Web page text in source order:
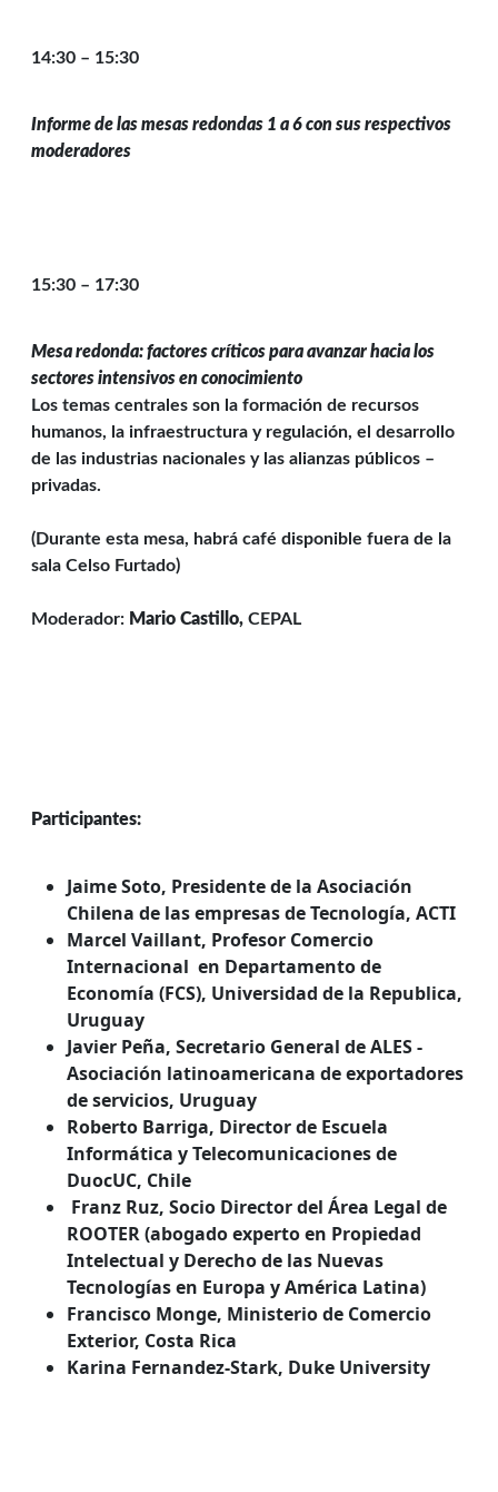
14:30 – 15:30
Informe de las mesas redondas 1 a 6 con sus respectivos
moderadores
15:30 – 17:30
Mesa redonda: factores críticos para avanzar hacia los
sectores intensivos en conocimiento
Los temas centrales son la formación de recursos
humanos, la infraestructura y regulación, el desarrollo
de las industrias nacionales y las alianzas públicos –
privadas.
(Durante esta mesa, habrá café disponible fuera de la
sala Celso Furtado)
Moderador: Mario Castillo, CEPAL
Participantes:
Jaime Soto, Presidente de la Asociación
Chilena de las empresas de Tecnología, ACTI
Marcel Vaillant, Profesor Comercio
Internacional en Departamento de
Economía (FCS), Universidad de la Republica,
Uruguay
Javier Peña, Secretario General de ALES -
Asociación latinoamericana de exportadores
de servicios, Uruguay
Roberto Barriga, Director de Escuela
Informática y Telecomunicaciones de
DuocUC, Chile
Franz Ruz, Socio Director del Área Legal de
ROOTER (abogado experto en Propiedad
Intelectual y Derecho de las Nuevas
Tecnologías en Europa y América Latina)
Francisco Monge, Ministerio de Comercio
Exterior, Costa Rica
Karina Fernandez-Stark, Duke University